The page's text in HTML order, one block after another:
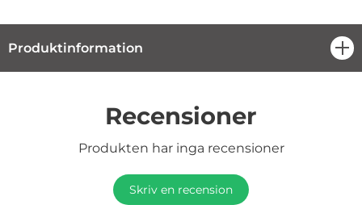
Produktinformation
Recensioner
Produkten har inga recensioner
Skriv en recension